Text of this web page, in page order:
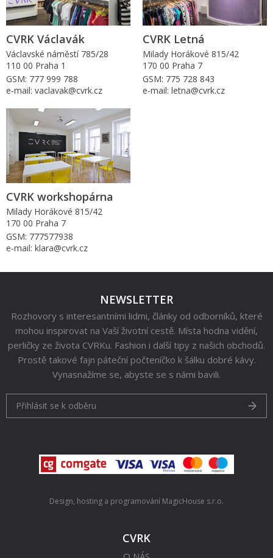
CVRK Václavák
Václavské náměstí 785/28
110 00 Praha 1
GSM: 777 999 788
e-mail: vaclavak@cvrk.cz
CVRK Letná
Milady Horákové 815/42
170 00 Praha 7
GSM: 775 728 843
e-mail: letna@cvrk.cz
CVRK workshopárna
Milady Horákové 815/42
170 00 Praha 7
GSM: 777577938
e-mail: klara@cvrk.cz
Design, hosting a programování MagicHouse s.r.o.
CVRK
NEWSLETTER
Rozhovory s interesantními lidmi, články od odborníků, které
mohou inspirovat na Vaší životní cestě. Místa hodna vidění,
perličky ze života CVRKu. Fashion i další tipy z našich obchodů.
Prostě takové fajn páteční počteníčko k šálku dobré kávy.
Vynasnažíme se, abyste se s námi bavili.
Přihlásit se k odběru